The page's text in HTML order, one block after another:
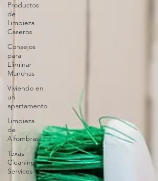
Productos
de
Limpieza
Caseros
Consejos
para
Eliminar
Manchas
Viviendo en
un
apartamento
Limpieza
de
Alfombras
Texas
Cleaning
Services